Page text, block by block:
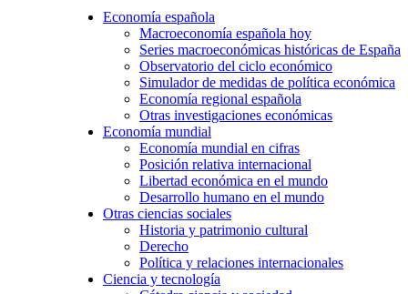
Economía española
Macroeconomía española hoy
Series macroeconómicas históricas de España
Observatorio del ciclo económico
Simulador de medidas de política económica
Economía regional española
Otras investigaciones económicas
Economía mundial
Economía mundial en cifras
Posición relativa internacional
Libertad económica en el mundo
Desarrollo humano en el mundo
Otras ciencias sociales
Historia y patrimonio cultural
Derecho
Política y relaciones internacionales
Ciencia y tecnología